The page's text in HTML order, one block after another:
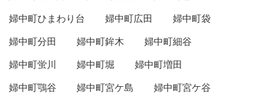
婦中町ひまわり台
婦中町広田
婦中町袋
婦中町分田
婦中町鉾木
婦中町細谷
婦中町蛍川
婦中町堀
婦中町増田
婦中町鶚谷
婦中町宮ケ島
婦中町宮ケ谷